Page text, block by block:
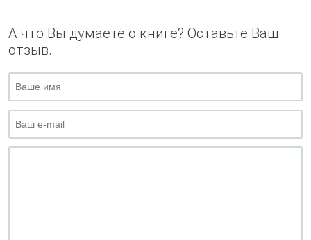
А что Вы думаете о книге? Оставьте Ваш
отзыв.